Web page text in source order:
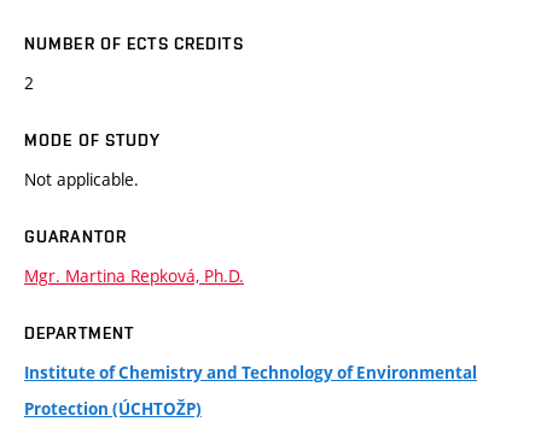
NUMBER OF ECTS CREDITS
2
MODE OF STUDY
Not applicable.
GUARANTOR
Mgr. Martina Repková, Ph.D.
DEPARTMENT
Institute of Chemistry and Technology of Environmental
Protection (ÚCHTOŽP)